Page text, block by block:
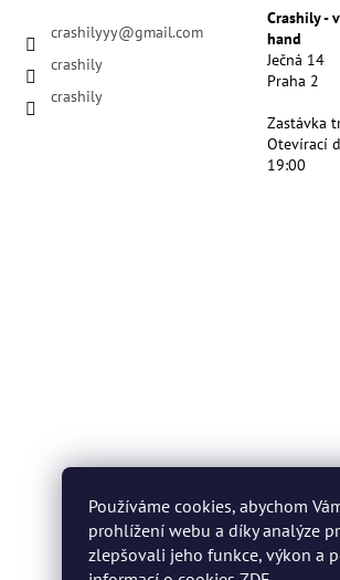
Používáme cookies, abychom
prohlížení webu a díky analýze
zlepšovali jeho funkce, výkon a
crashilyyy@gmail.com
crashily
crashily
Crashily -
hand
Ječná 14
Praha 2
Zastávka
Otevírací
19:00